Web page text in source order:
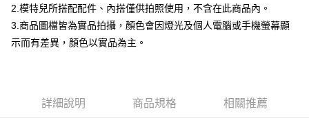
台新國際商業銀行
中國信託商業銀行
台灣樂天信用卡公司
Google Pay
大哥付你分期
2.付款方式選擇「大哥付你分期」，訂單成立後會自動跳轉到大哥付的交易
流程，驗證手機門號後，選擇欲分期的期數、繳款截止日，確認付款後即完
相關說明
2.模特兒所搭配配件、內搭僅供拍照使用，不含在此商品內。
3.商品圖檔皆為實品拍攝，顏色會因燈光及個人電腦或手機螢幕顯
示而有差異，顏色以實品為主。
詳細說明 商品規格 相關推薦